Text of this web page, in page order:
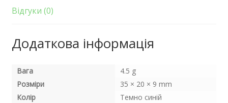
синій
кількість
Відгуки (0)
Додаткова інформація
Вага
4.5 g
Розміри
35 × 20 × 9 mm
Колір
Темно синій